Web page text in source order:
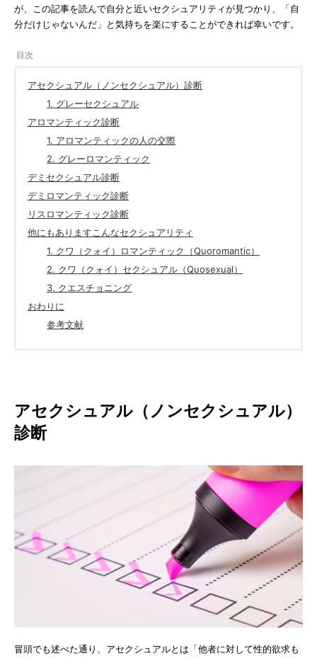
が、この記事を読んで自分と近いセクシュアリティが見つかり、「自
分だけじゃないんだ」と気持ちを楽にすることができれば幸いです。
アセクシュアル（ノンセクシュアル）診断
1. グレーセクシュアル
アロマンティック診断
1. アロマンティックの人の交際
2. グレーロマンティック
デミセクシュアル診断
デミロマンティック診断
リスロマンティック診断
他にもありますこんなセクシュアリティ
1. クワ（クォイ）ロマンティック（Quoromantic）
2. クワ（クォイ）セクシュアル（Quosexual）
3. クエスチョニング
おわりに
参考文献
アセクシュアル（ノンセクシュアル）
診断
冒頭でも述べた通り、アセクシュアルとは「他者に対して性的欲求も